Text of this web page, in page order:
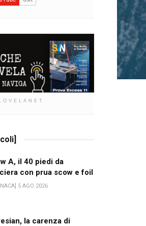
A, il 40 piedi da
con prua scow e foil
5 AGO 2026
la carenza di